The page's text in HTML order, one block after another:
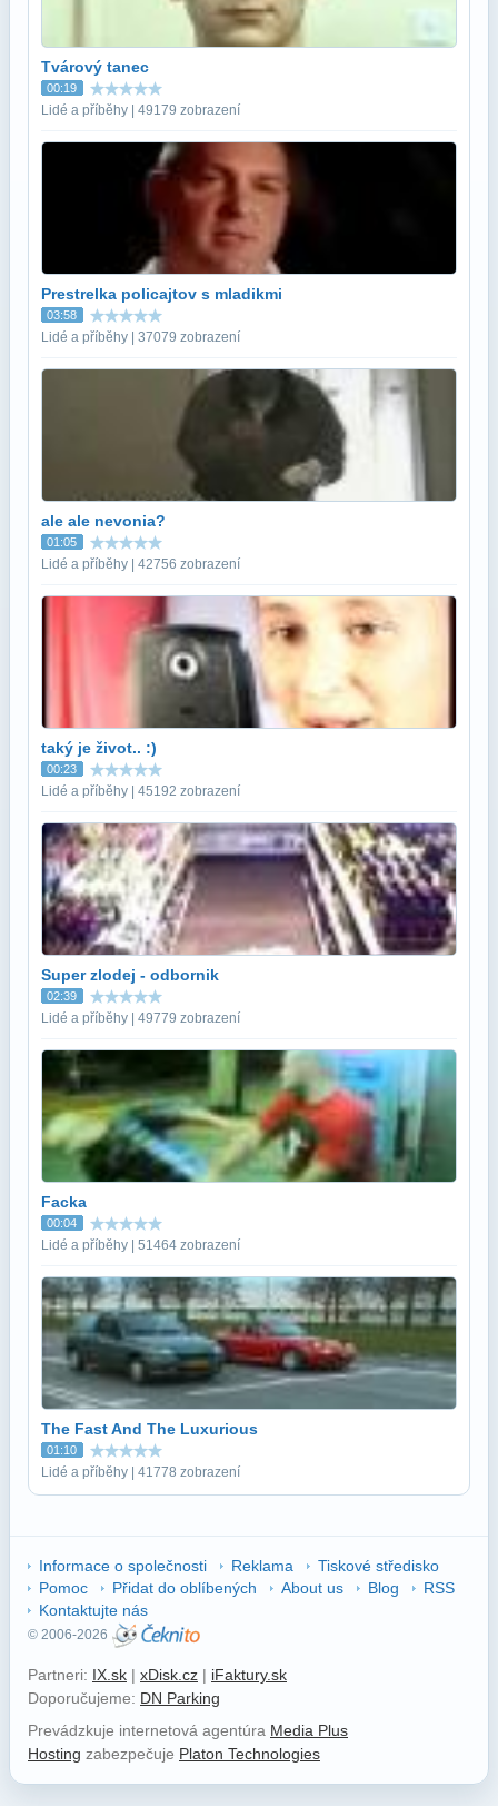
Tvárový tanec
00:19
Lidé a příběhy | 49179 zobrazení
Prestrelka policajtov s mladikmi
03:58
Lidé a příběhy | 37079 zobrazení
ale ale nevonia?
01:05
Lidé a příběhy | 42756 zobrazení
taký je život.. :)
00:23
Lidé a příběhy | 45192 zobrazení
Super zlodej - odbornik
02:39
Lidé a příběhy | 49779 zobrazení
Facka
00:04
Lidé a příběhy | 51464 zobrazení
The Fast And The Luxurious
01:10
Lidé a příběhy | 41778 zobrazení
Informace o společnosti Reklama
Tiskové středisko
Pomoc
Přidat do oblíbených About us Blog
RSS
Kontaktujte nás
© 2006-2026
Partneri: IX.sk | xDisk.cz | iFaktury.sk
Doporučujeme: DN Parking
Prevádzkuje internetová agentúra Media Plus
Hosting zabezpečuje Platon Technologies